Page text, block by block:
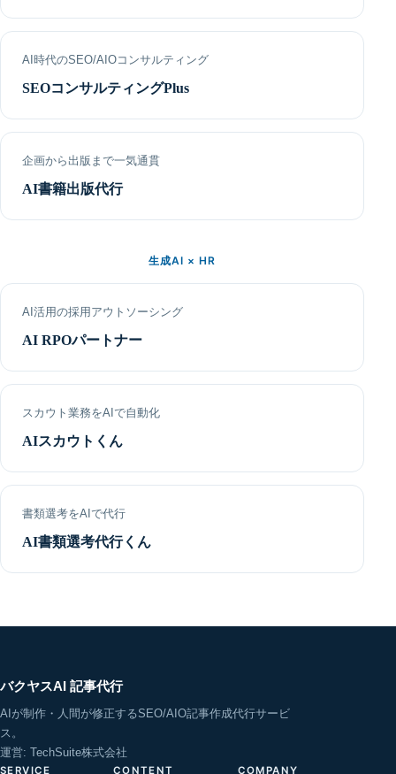
AI時代のSEO/AIOコンサルティング
SEOコンサルティングPlus
企画から出版まで一気通貫
AI書籍出版代行
生成AI × HR
AI活用の採用アウトソーシング
AI RPOパートナー
スカウト業務をAIで自動化
AIスカウトくん
書類選考をAIで代行
AI書類選考代行くん
バクヤスAI 記事代行
AIが制作・人間が修正するSEO/AIO記事作成代行サービ
ス。
運営: TechSuite株式会社
SERVICE
CONTENT COMPANY